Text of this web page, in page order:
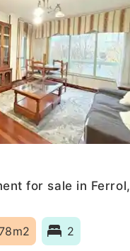
for sale in Ferrol,
2